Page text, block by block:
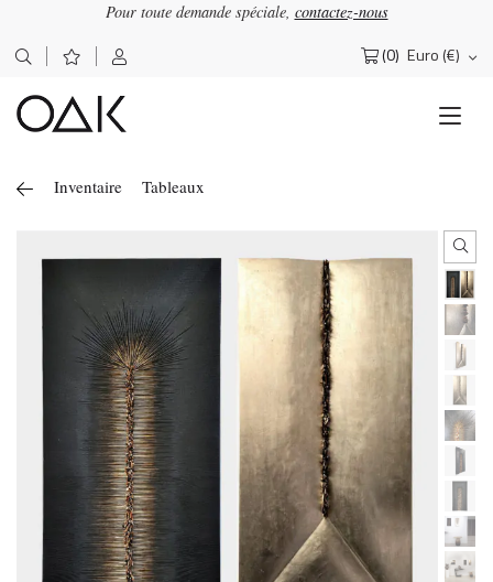
Pour toute demande spéciale, contactez-nous
(0) Euro (€)
Rechercher :
Inventaire Tableaux